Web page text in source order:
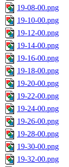
19-08-00.png
19-10-00.png
19-12-00.png
19-14-00.png
19-16-00.png
19-18-00.png
19-20-00.png
19-22-00.png
19-24-00.png
19-26-00.png
19-28-00.png
19-30-00.png
19-32-00.png